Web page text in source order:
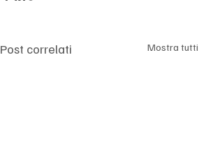
Post correlati Mostra tutti